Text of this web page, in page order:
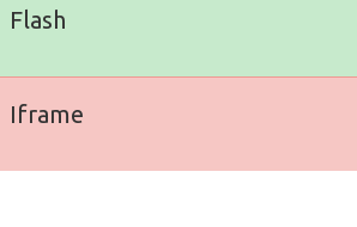
Flash
Iframe